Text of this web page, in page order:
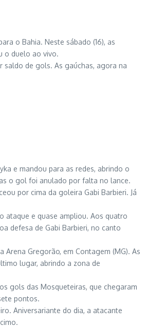
o Bahia. Neste sábado (16), as
o duelo ao vivo.
saldo de gols. As gaúchas, agora na
e mandou para as redes, abrindo o
o gol foi anulado por falta no lance.
por cima da goleira Gabi Barbieri. Já
ataque e quase ampliou. Aos quatro
defesa de Gabi Barbieri, no canto
Gregorão, em Contagem (MG). As
lugar, abrindo a zona de
gols das Mosqueteiras, que chegaram
pontos.
Aniversariante do dia, a atacante